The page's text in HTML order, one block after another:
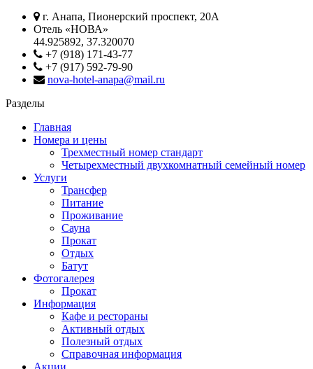
г. Анапа, Пионерский проспект, 20А
Отель «НОВА»
44.925892, 37.320070
+7 (918) 171-43-77
+7 (917) 592-79-90
nova-hotel-anapa@mail.ru
Разделы
Главная
Номера и цены
Трехместный номер стандарт
Четырехместный двухкомнатный семейный номер
Услуги
Трансфер
Питание
Проживание
Сауна
Прокат
Отдых
Батут
Фотогалерея
Прокат
Информация
Кафе и рестораны
Активный отдых
Полезный отдых
Справочная информация